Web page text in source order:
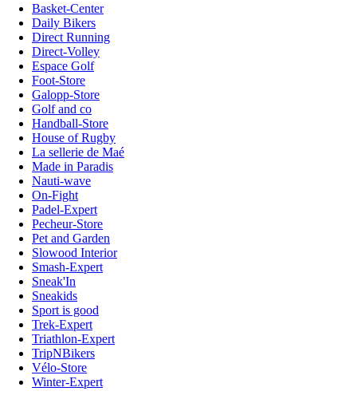
Basket-Center
Daily Bikers
Direct Running
Direct-Volley
Espace Golf
Foot-Store
Galopp-Store
Golf and co
Handball-Store
House of Rugby
La sellerie de Maé
Made in Paradis
Nauti-wave
On-Fight
Padel-Expert
Pecheur-Store
Pet and Garden
Slowood Interior
Smash-Expert
Sneak'In
Sneakids
Sport is good
Trek-Expert
Triathlon-Expert
TripNBikers
Vélo-Store
Winter-Expert